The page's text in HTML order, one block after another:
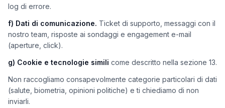
log di errore.
f) Dati di comunicazione. Ticket di supporto, messaggi con il
nostro team, risposte ai sondaggi e engagement e-mail
(aperture, click).
g) Cookie e tecnologie simili come descritto nella sezione 13.
Non raccogliamo consapevolmente categorie particolari di dati
(salute, biometria, opinioni politiche) e ti chiediamo di non
inviarli.